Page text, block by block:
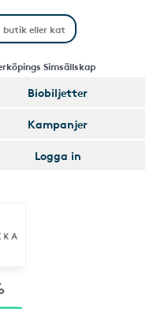
Simsällskap
Biobiljetter
Kampanjer
Logga in